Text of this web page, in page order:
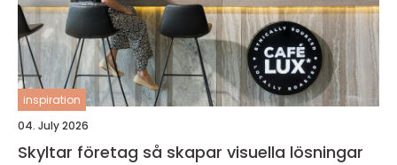
inspiration
04. July 2026
Skyltar företag så skapar visuella lösningar